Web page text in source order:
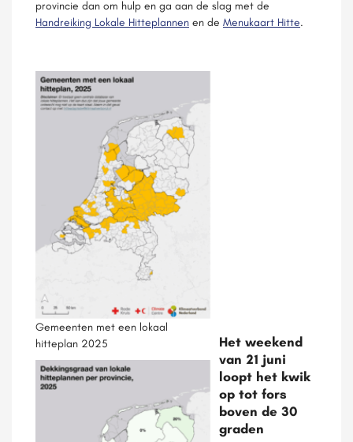
provincie dan om hulp en ga aan de slag met de
Handreiking Lokale Hitteplannen en de Menukaart Hitte.
Gemeenten met een lokaal
hitteplan 2025
Het weekend
van 21 juni
loopt het kwik
op tot fors
boven de 30
graden